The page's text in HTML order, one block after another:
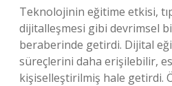
Teknolojinin eğitime etkisi,
dijitalleşmesi gibi devrimsel
beraberinde getirdi. Dijital
süreçlerini daha erişilebilir,
kişiselleştirilmiş hale getirdi.